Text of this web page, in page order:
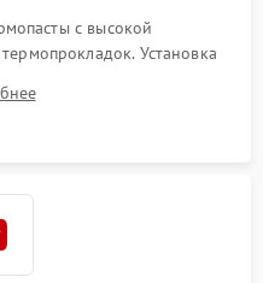
с высокой
Установка
Предварительная